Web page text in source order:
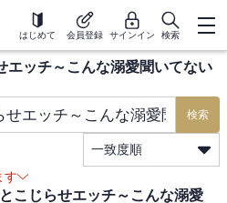
はじめて 会員登録 サインイン 検索
エッチ～こんな溺愛聞いてない
検索
一致度順
す
こじらせエッチ～こんな溺愛